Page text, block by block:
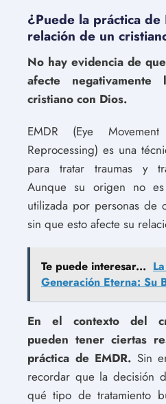
¿Puede la práctica de
relación de un
No hay evidencia de
afecte
cristiano con Dios.
EMDR (Eye
Reprocessing) es una
para tratar traumas y
Aunque su origen no
utilizada por personas de
sin que esto afecte su
Te puede interesar...
Generación Eterna: Su
En el contexto del
pueden tener ciertas
práctica de EMDR. Sin
recordar que la decisión
qué tipo de tratamiento